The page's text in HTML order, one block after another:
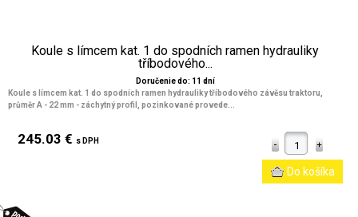
Koule s límcem kat. 1 do spodních ramen hydrauliky
tříbodového...
Doručenie do: 11 dní
Koule s límcem kat. 1 do spodních ramen hydrauliky tříbodového závěsu traktoru,
průměr A - 22 mm - záchytný profil, pozinkované provede...
245.03 € s DPH